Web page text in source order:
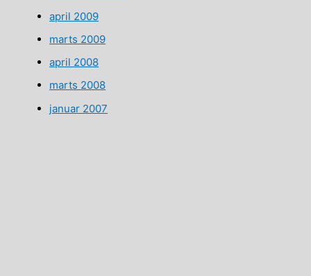
april 2009
marts 2009
april 2008
marts 2008
januar 2007